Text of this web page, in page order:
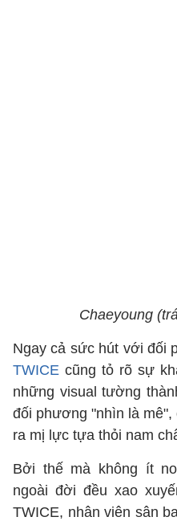
Chaeyoung
Ngay cả sức hút với đối
TWICE cũng tỏ rõ sự
những visual tường
đối phương "nhìn là
ra mị lực tựa thỏi nam
Bởi thế mà không ít
ngoài đời đều xao
TWICE, nhân viên sân